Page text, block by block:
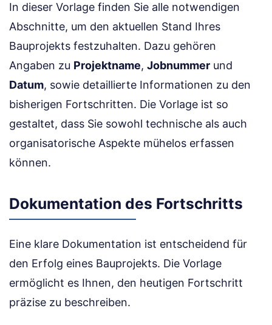
In dieser Vorlage finden Sie alle notwendigen
Abschnitte, um den aktuellen Stand Ihres
Bauprojekts festzuhalten. Dazu gehören
Angaben zu Projektname, Jobnummer und
Datum, sowie detaillierte Informationen zu den
bisherigen Fortschritten. Die Vorlage ist so
gestaltet, dass Sie sowohl technische als auch
organisatorische Aspekte mühelos erfassen
können.
Dokumentation des Fortschritts
Eine klare Dokumentation ist entscheidend für
den Erfolg eines Bauprojekts. Die Vorlage
ermöglicht es Ihnen, den heutigen Fortschritt
präzise zu beschreiben.